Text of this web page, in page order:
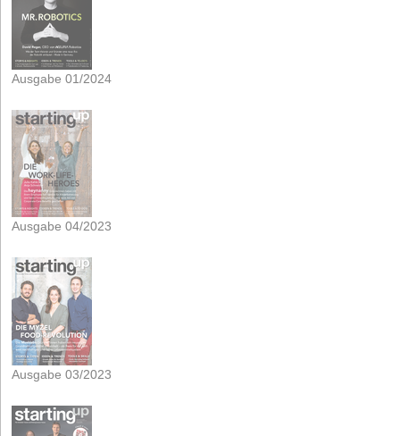
Ausgabe 01/2024
Ausgabe 04/2023
Ausgabe 03/2023